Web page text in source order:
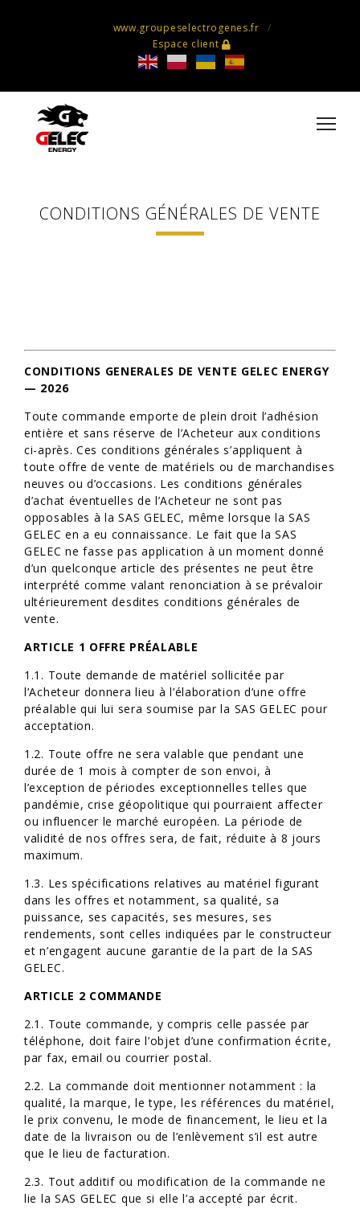
www.groupeselectrogenes.fr
Espace client
CONDITIONS GÉNÉRALES DE VENTE
CONDITIONS GENERALES DE VENTE GELEC ENERGY
— 2026
Toute commande emporte de plein droit l’adhésion
entière et sans réserve de l’Acheteur aux conditions
ci-après. Ces conditions générales s’appliquent à
toute offre de vente de matériels ou de marchandises
neuves ou d’occasions. Les conditions générales
d’achat éventuelles de l’Acheteur ne sont pas
opposables à la SAS GELEC, même lorsque la SAS
GELEC en a eu connaissance. Le fait que la SAS
GELEC ne fasse pas application à un moment donné
d’un quelconque article des présentes ne peut être
interprété comme valant renonciation à se prévaloir
ultérieurement desdites conditions générales de
vente.
ARTICLE 1 OFFRE PRÉALABLE
1.1. Toute demande de matériel sollicitée par
l’Acheteur donnera lieu à l’élaboration d’une offre
préalable qui lui sera soumise par la SAS GELEC pour
acceptation.
1.2. Toute offre ne sera valable que pendant une
durée de 1 mois à compter de son envoi, à
l’exception de périodes exceptionnelles telles que
pandémie, crise géopolitique qui pourraient affecter
ou influencer le marché européen. La période de
validité de nos offres sera, de fait, réduite à 8 jours
maximum.
1.3. Les spécifications relatives au matériel figurant
dans les offres et notamment, sa qualité, sa
puissance, ses capacités, ses mesures, ses
rendements, sont celles indiquées par le constructeur
et n’engagent aucune garantie de la part de la SAS
GELEC.
ARTICLE 2 COMMANDE
2.1. Toute commande, y compris celle passée par
téléphone, doit faire l’objet d’une confirmation écrite,
par fax, email ou courrier postal.
2.2. La commande doit mentionner notamment : la
qualité, la marque, le type, les références du matériel,
le prix convenu, le mode de financement, le lieu et la
date de la livraison ou de l’enlèvement s’il est autre
que le lieu de facturation.
2.3. Tout additif ou modification de la commande ne
lie la SAS GELEC que si elle l’a accepté par écrit.